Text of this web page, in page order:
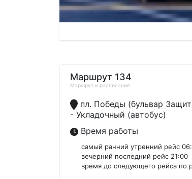
Маршрут 134
Маршрут и расписание
пл. Победы (бульвар
- Укладочный (автобус)
Время работы
самый ранний утренний рейс
вечерний последний рейс 21:00
время до следующего рейса по